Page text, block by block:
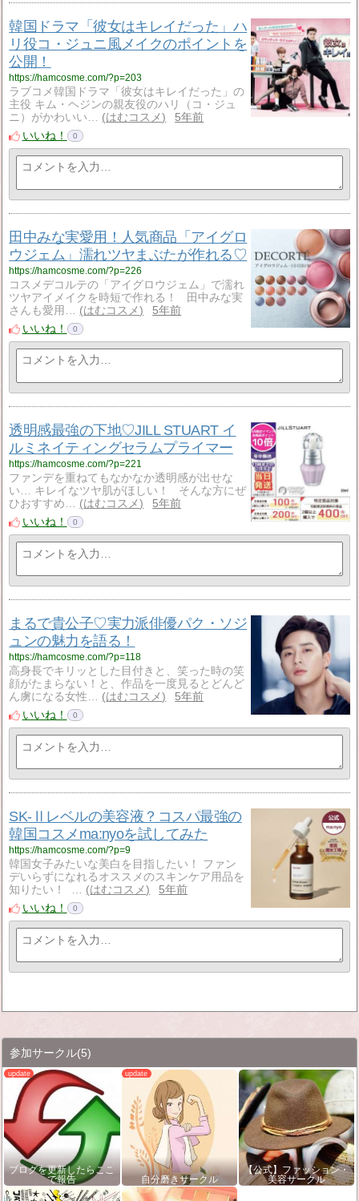
韓国ドラマ「彼女はキレイだった」ハ
リ役コ・ジュニ風メイクのポイントを
公開！
https://hamcosme.com/?p=203
ラブコメ韓国ドラマ「彼女はキレイだった」の
主役 キム・ヘジンの親友役のハリ（コ・ジュ
ニ）がかわいい…
はむコスメ
5年前
いいね！
0
田中みな実愛用！人気商品「アイグロ
ウジェム」濡れツヤまぶたが作れる♡
https://hamcosme.com/?p=226
コスメデコルテの「アイグロウジェム」で濡れ
ツヤアイメイクを時短で作れる！ 田中みな実
さんも愛用…
はむコスメ
5年前
いいね！
0
透明感最強の下地♡JILL STUART イ
ルミネイティングセラムプライマー
https://hamcosme.com/?p=221
ファンデを重ねてもなかなか透明感が出せな
い… キレイなツヤ肌がほしい！ そんな方にぜ
ひおすすめ…
はむコスメ
5年前
いいね！
0
まるで貴公子♡実力派俳優パク・ソジ
ュンの魅力を語る！
https://hamcosme.com/?p=118
高身長でキリッとした目付きと、笑った時の笑
顔がたまらない！と、作品を一度見るとどんど
ん虜になる女性…
はむコスメ
5年前
いいね！
0
SK-Ⅱレベルの美容液？コスパ最強の
韓国コスメma:nyoを試してみた
https://hamcosme.com/?p=9
韓国女子みたいな美白を目指したい！ ファン
デいらずになれるオススメのスキンケア用品を
知りたい！ …
はむコスメ
5年前
いいね！
0
参加サークル(5)
ブログを更新したらここ
で報告
自分磨きサークル
【公式】ファッション・
美容サークル